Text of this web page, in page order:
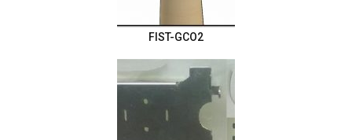
FIST-GCO2